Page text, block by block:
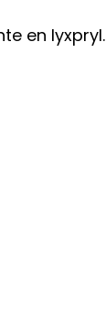
en lyxpryl.